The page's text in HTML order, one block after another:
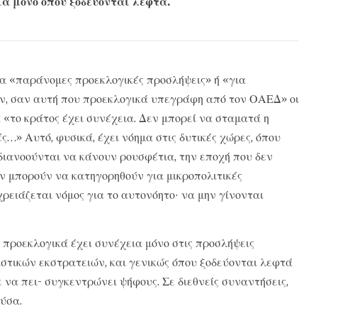
«παράνομες προεκλογικές προσλήψεις» ή «για
σαν αυτή που προεκλογικά υπεγράφη από τον ΟΑΕΔ» οι
κράτος έχει συνέχεια. Δεν μπορεί να σταματά η
Αυτό, φυσικά, έχει νόημα στις δυτικές χώρες, όπου
να κάνουν ρουσφέτια, την εποχή που δεν
να κατηγορηθούν για μικροπολιτικές
νόμος για το αυτονόητο· να μην γίνονται
έχει συνέχεια μόνο στις προσλήψεις
εκστρατειών, και γενικώς όπου ξοδεύονται λεφτά
πει- συγκεντρώνει ψήφους. Σε διεθνείς συναντήσεις,